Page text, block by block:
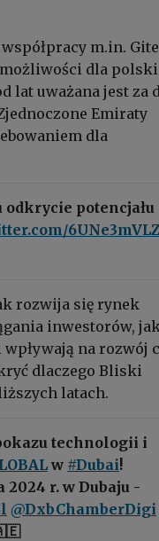
m.in.
możliwości dla
lat uważana jest za
Emiraty
dla
potencjału
rozwija się rynek
inwestorów,
na rozwój
dlaczego Bliski
latach.
technologii i
w #Dubai!
2024 r. w Dubaju -
@DxbChamberDigi